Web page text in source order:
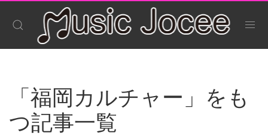
「福岡カルチャー」をも
つ記事一覧